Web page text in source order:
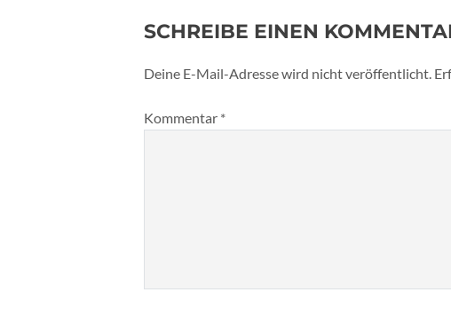
SCHREIBE EINEN
Deine E-Mail-Adresse wird nicht veröffentlicht.
Kommentar *